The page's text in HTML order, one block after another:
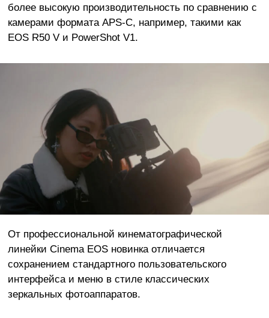
более высокую производительность по сравнению с
камерами формата APS-C, например, такими как
EOS R50 V и PowerShot V1.
От профессиональной кинематографической
линейки Cinema EOS новинка отличается
сохранением стандартного пользовательского
интерфейса и меню в стиле классических
зеркальных фотоаппаратов.